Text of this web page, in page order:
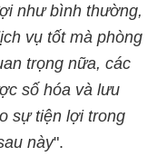
như bình thường,
vụ tốt mà phòng
trọng nữa, các
số hóa và lưu
sự tiện lợi trong
này".